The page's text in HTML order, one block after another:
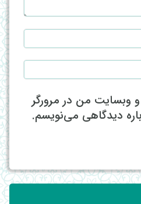
و وبسایت من در مرورگر
دیدگاهی می‌نویسم.